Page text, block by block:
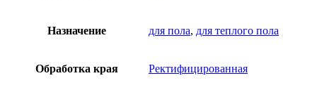
Назначение для пола, для теплого пола
Обработка края Ректифицированная